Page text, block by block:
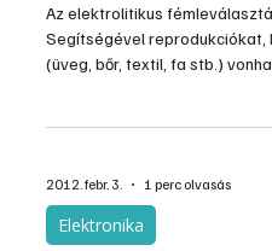
Az elektrolitikus
Segítségével
(üveg, bőr, textil, fa stb.)
2012. febr. 3. 1 perc olvasás
Elektronika